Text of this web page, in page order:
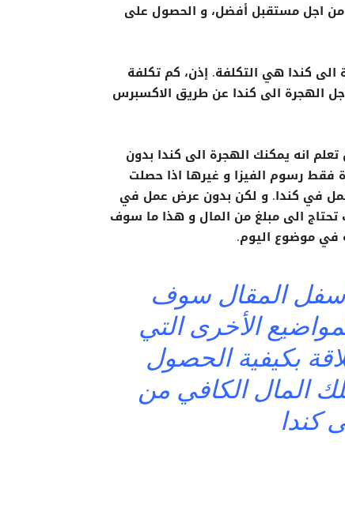
من اجل مستقبل أفضل، و الحصول على
كندا هي التكلفة. إذن، كم تكلفة
الهجرة الى كندا عن طريق الاكسبرس
تعلم انه يمكنك الهجرة الى كندا بدون
فقط رسوم الفيزا و غيرها اذا حصلت
في كندا. و لكن بدون عرض عمل في
الى مبلغ من المال و هذا ما سوف
في موضوع اليوم.
المقال سوف
الأخرى التي
بكيفية الحصول
المال الكافي من
كندا